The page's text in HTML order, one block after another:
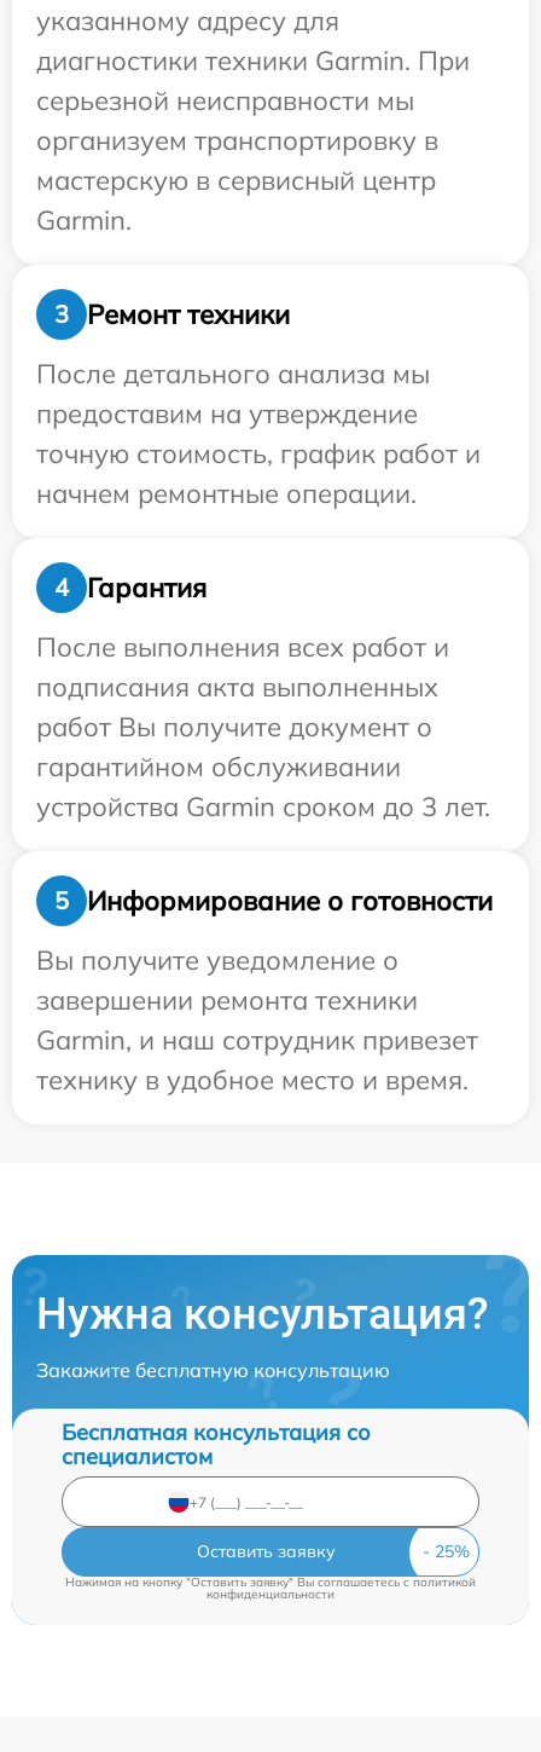
указанному адресу для
диагностики техники Garmin. При
серьезной неисправности мы
организуем транспортировку в
мастерскую в сервисный центр
Garmin.
3
Ремонт техники
После детального анализа мы
предоставим на утверждение
точную стоимость, график работ и
начнем ремонтные операции.
4
Гарантия
После выполнения всех работ и
подписания акта выполненных
работ Вы получите документ о
гарантийном обслуживании
устройства Garmin сроком до 3 лет.
5
Информирование о готовности
Вы получите уведомление о
завершении ремонта техники
Garmin, и наш сотрудник привезет
технику в удобное место и время.
Нужна консультация?
Закажите бесплатную консультацию
Бесплатная консультация со
специалистом
Оставить заявку
Нажимая на кнопку "Оставить заявку" Вы соглашаетесь cполитикой
конфиденциальности